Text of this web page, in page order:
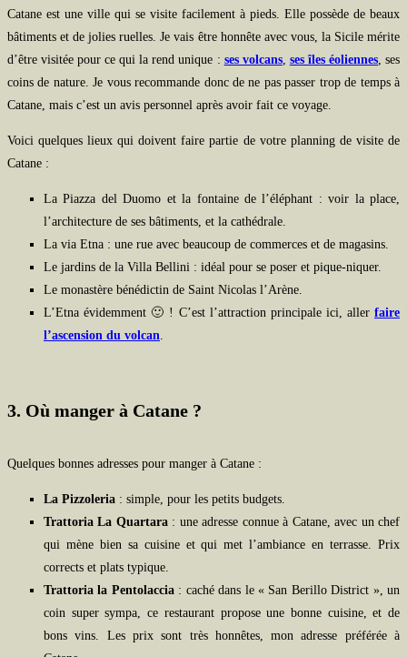
Catane est une ville qui se visite facilement à pieds. Elle possède de beaux
bâtiments et de jolies ruelles. Je vais être honnête avec vous, la Sicile mérite
d’être visitée pour ce qui la rend unique : ses volcans, ses îles éoliennes, ses
coins de nature. Je vous recommande donc de ne pas passer trop de temps à
Catane, mais c’est un avis personnel après avoir fait ce voyage.
Voici quelques lieux qui doivent faire partie de votre planning de visite de
Catane :
La Piazza del Duomo et la fontaine de l’éléphant : voir la place,
l’architecture de ses bâtiments, et la cathédrale.
La via Etna : une rue avec beaucoup de commerces et de magasins.
Le jardins de la Villa Bellini : idéal pour se poser et pique-niquer.
Le monastère bénédictin de Saint Nicolas l’Arène.
L’Etna évidemment 🙂 ! C’est l’attraction principale ici, aller faire
l’ascension du volcan.
3. Où manger à Catane ?
Quelques bonnes adresses pour manger à Catane :
La Pizzoleria : simple, pour les petits budgets.
Trattoria La Quartara: une adresse connue à Catane, avec un chef
qui mène bien sa cuisine et qui met l’ambiance en terrasse. Prix
corrects et plats typique.
Trattoria la Pentolaccia: caché dans le « San Berillo District », un
coin super sympa, ce restaurant propose une bonne cuisine, et de
bons vins. Les prix sont très honnêtes, mon adresse préférée à